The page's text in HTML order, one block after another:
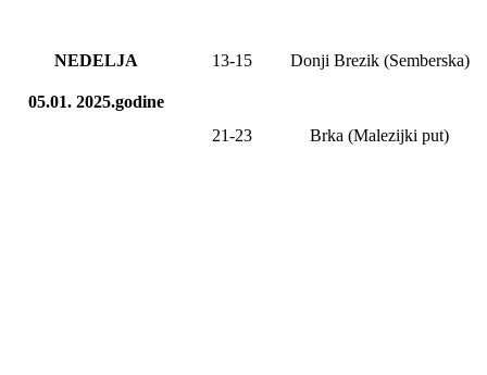
NEDELJA
05.01. 2025.godine
13-15 Donji Brezik (Semberska)
21-23 Brka (Malezijki put)